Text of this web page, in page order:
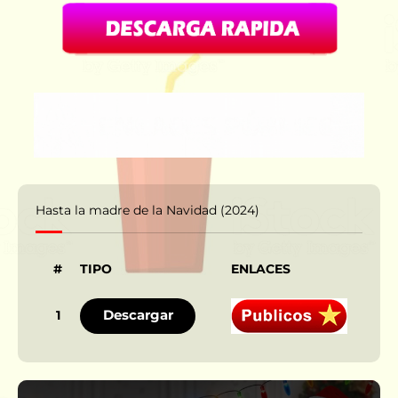
Hasta la madre de la Navidad (2024)
# TIPO ENLACES
1 Descargar